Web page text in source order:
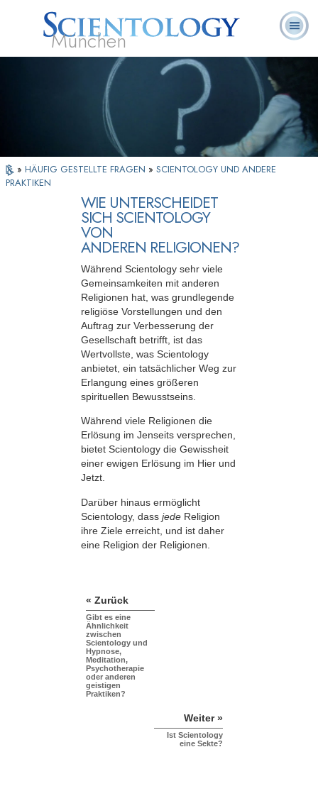
München
Scientology?
Ehrenamtliche
Geistliche
Häufig gestellte
Fragen
» HÄUFIG GESTELLTE FRAGEN » SCIENTOLOGY UND ANDERE
PRAKTIKEN
WIE UNTERSCHEIDET
SICH SCIENTOLOGY
VON
ANDEREN RELIGIONEN?
Während Scientology sehr viele
Gemeinsamkeiten mit anderen
Religionen hat, was grundlegende
religiöse Vorstellungen und den
Auftrag zur Verbesserung der
Gesellschaft betrifft, ist das
Wertvollste, was Scientology
anbietet, ein tatsächlicher Weg zur
Erlangung eines größeren
spirituellen Bewusstseins.
Während viele Religionen die
Erlösung im Jenseits versprechen,
bietet Scientology die Gewissheit
einer ewigen Erlösung im Hier und
Jetzt.
Darüber hinaus ermöglicht
Scientology, dass jede Religion
ihre Ziele erreicht, und ist daher
eine Religion der Religionen.
« Zurück
Gibt es eine
Ähnlichkeit
zwischen
Scientology und
Hypnose,
Meditation,
Psychotherapie
oder anderen
geistigen
Praktiken?
Weiter »
Ist Scientology
eine Sekte?